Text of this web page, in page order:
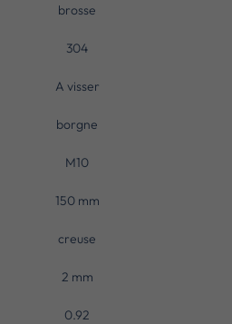
brosse
304
A visser
borgne
M10
150 mm
creuse
2 mm
0.92